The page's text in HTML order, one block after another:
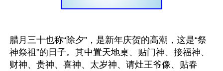
腊月三十也称“除夕”，是新年庆贺的高潮，这是“祭
神祭祖”的日子。其中置天地桌、贴门神、接福神、
财神、贵神、喜神、太岁神、请灶王爷像、贴春